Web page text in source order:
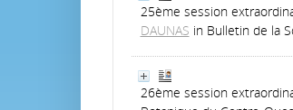
25ème session
DAUNAS in Bulletin de la
26ème session